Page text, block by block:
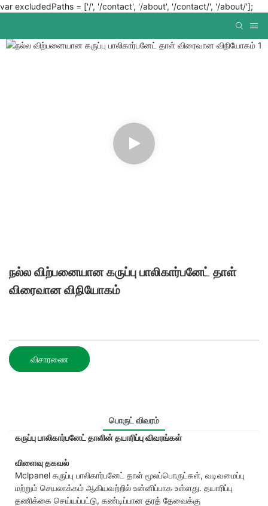
var excludedPaths = ['/', '/contact', '/about', '/contact/', '/about/'];
நல்ல விற்பனையான கருப்பு பாலிகார்பனேட் தாள்
விரைவான விநியோகம்
விசாரணை
பொருட் விவரம்
கருப்பு பாலிகார்பனேட் தாளின் தயாரிப்பு விவரங்கள்
விளைவு தகவல்
Mclpanel கருப்பு பாலிகார்பனேட் தாள் மூலப்பொருட்கள், வடிவமைப்பு
மற்றும் செயலாக்கம் ஆகியவற்றில் உன்னிப்பாக உள்ளது. தயாரிப்பு
தணிக்கை செய்யப்பட்டு, கண்டிப்பான தரத் தேவைக்கு